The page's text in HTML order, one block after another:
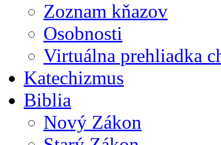
Zoznam kňazov
Osobnosti
Virtuálna prehliadka
Katechizmus
Biblia
Nový Zákon